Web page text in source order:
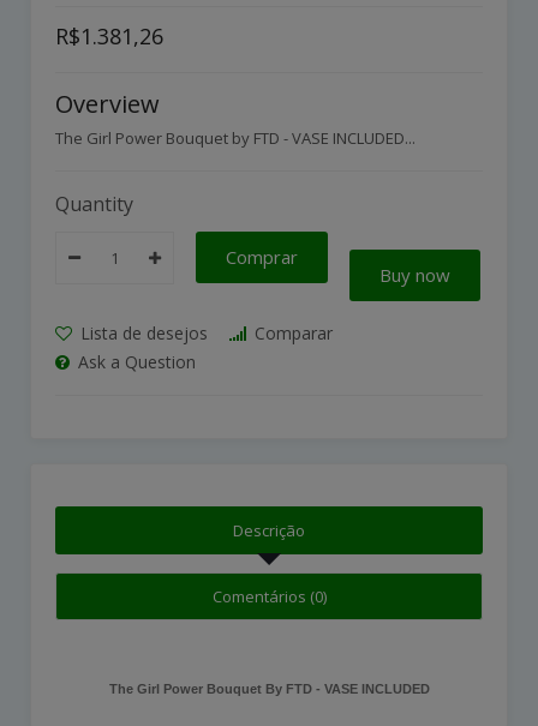
R$1.381,26
Overview
The Girl Power Bouquet by FTD - VASE INCLUDED...
Quantity
Comprar
Buy now
Lista de desejos
Comparar
Ask a Question
Descrição
Comentários (0)
The Girl Power Bouquet By FTD - VASE INCLUDED